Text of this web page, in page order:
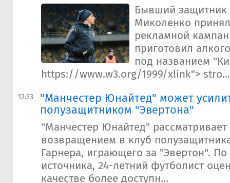
Бывший
Миколенко
рекламной
приготовил
под названием
https://www.w3.org/1999/xlink"> stro...
12:23
"Манчестер Юнайтед" может
полузащитником "Эвертона"
"Манчестер Юнайтед" рассматривает
возвращением в клуб
Гарнера, играющего за "Эвертон".
источника, 24-летний футболист
качестве более доступн...